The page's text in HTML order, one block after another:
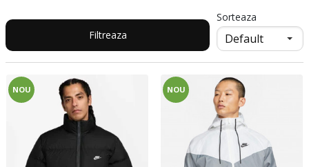
Filtreaza
Sorteaza
NOU NOU